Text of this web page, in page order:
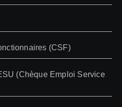
(CSF)
(Chèque Emploi Service